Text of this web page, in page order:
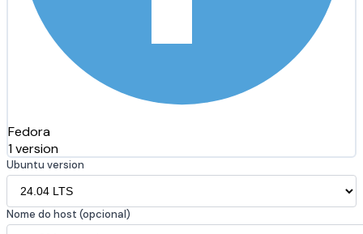
Fedora
1 version
Ubuntu version
Nome do host (opcional)